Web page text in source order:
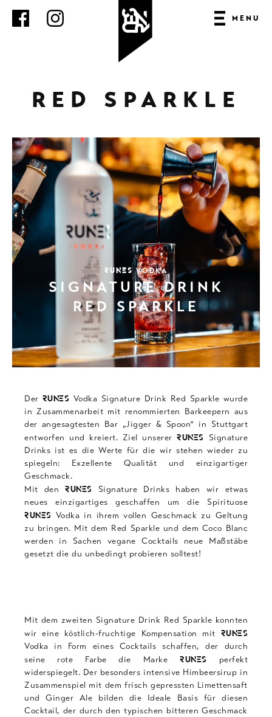
GASTRONOMIE
KONTAKT
RUNES
RUNES VODKA
VODKA
PORN STAR
VODKA
WHITE
MENU
RED SPARKLE
RUNES VODKA
SIGNATURE DRINK
RED SPARKLE
Der RUNES
Vodka Signature Drink Red Sparkle wurde
in Zusammenarbeit mit renommierten Barkeepern aus
der angesagtesten Bar „Jigger & Spoon“ in Stuttgart
entworfen und kreiert. Ziel unsererRUNES
Signature
Drinks ist es die Werte für die wir stehen wieder zu
spiegeln: Exzellente Qualität und einzigartiger
Geschmack.
Mit denRUNES
Signature Drinks haben wir etwas
neues einzigartiges geschaffen um die Spirituose
RUNES
Vodka in ihrem vollen Geschmack zu Geltung
zu bringen. Mit dem Red Sparkle und dem Coco Blanc
werden in Sachen vegane Cocktails neue Maßstäbe
gesetzt die du unbedingt probieren solltest!
Mit dem zweiten Signature Drink Red Sparkle konnten
wir eine köstlich-fruchtige Kompensation mit
RUNES
Vodka in Form eines Cocktails schaffen, der durch
seine rote Farbe die MarkeRUNES
perfekt
widerspiegelt. Der besonders intensive Himbeersirup in
Zusammenspiel mit dem frisch gepressten Limettensaft
und Ginger Ale bilden die Ideale Basis für diesen
Cocktail, der durch den typischen bitteren Geschmack